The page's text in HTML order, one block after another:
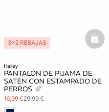
hailey
PANTALÓN DE PIJAMA DE
SATÉN CON ESTAMPADO DE
PERROS
16,99 €29,99 €
3x2 REBAJAS